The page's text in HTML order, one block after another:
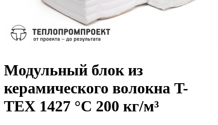
Модульный блок из
керамического волокна T-
TEX 1427 °С 200 кг/м³